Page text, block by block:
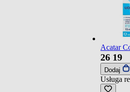
Acatar
26 19
Dodaj
Usługa